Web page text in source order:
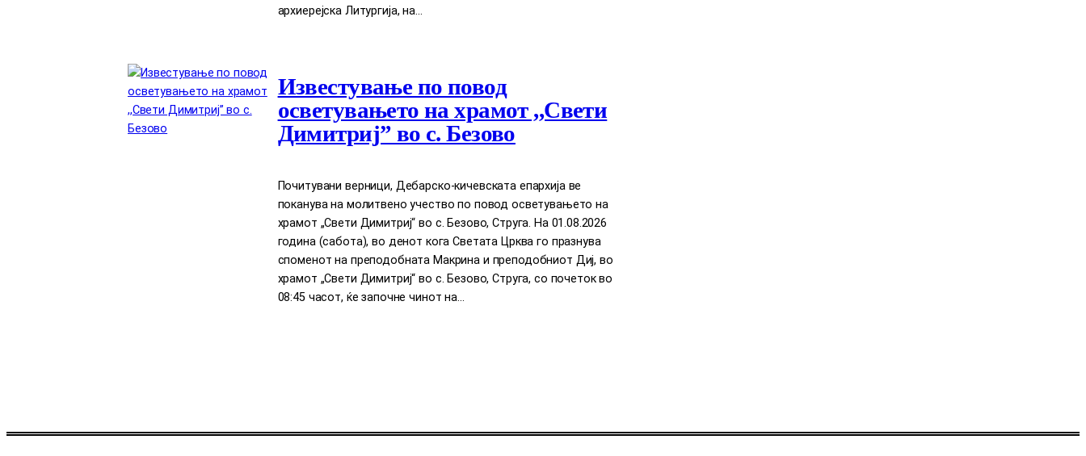
архиерејска Литургија, на…
Известување по повод
осветувањето на храмот ,,Свети
Димитриј” во с. Безово
Почитувани верници, Дебарско-кичевската епархија ве
поканува на молитвено учество по повод осветувањето на
храмот „Свети Димитриј“ во с. Безово, Струга. На 01.08.2026
година (сабота), во денот кога Светата Црква го празнува
споменот на преподобната Макрина и преподобниот Диј, во
храмот „Свети Димитриј“ во с. Безово, Струга, со почеток во
08:45 часот, ќе започне чинот на…